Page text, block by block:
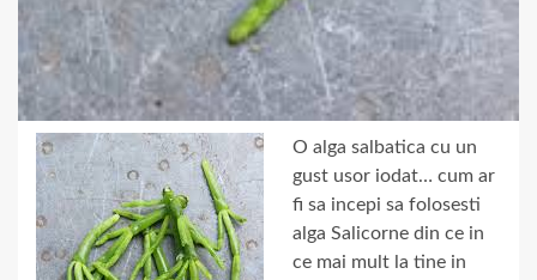
O alga salbatica cu un
gust usor iodat… cum ar
fi sa incepi sa folosesti
alga Salicorne din ce in
ce mai mult la tine in